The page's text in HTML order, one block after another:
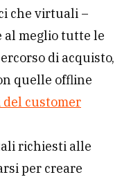
che virtuali –
al meglio tutte le
di acquisto,
quelle offline
del customer
richiesti alle
per creare